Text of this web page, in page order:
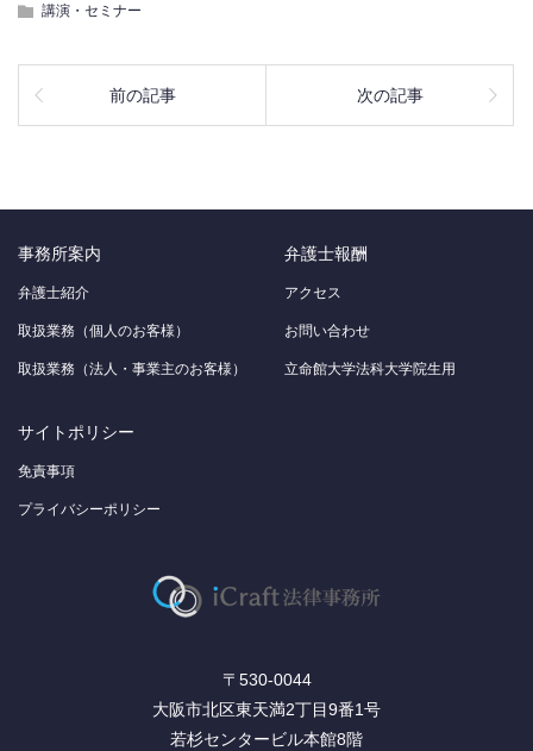
講演・セミナー
前の記事 次の記事
事務所案内
弁護士紹介
取扱業務（個人のお客様）
取扱業務（法人・事業主のお客様）
弁護士報酬
アクセス
お問い合わせ
立命館大学法科大学院生用
サイトポリシー
免責事項
プライバシーポリシー
〒530-0044
大阪市北区東天満2丁目9番1号
若杉センタービル本館8階